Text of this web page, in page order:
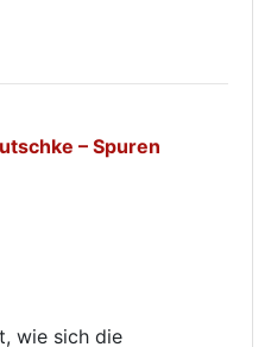
– Spuren
wie sich die